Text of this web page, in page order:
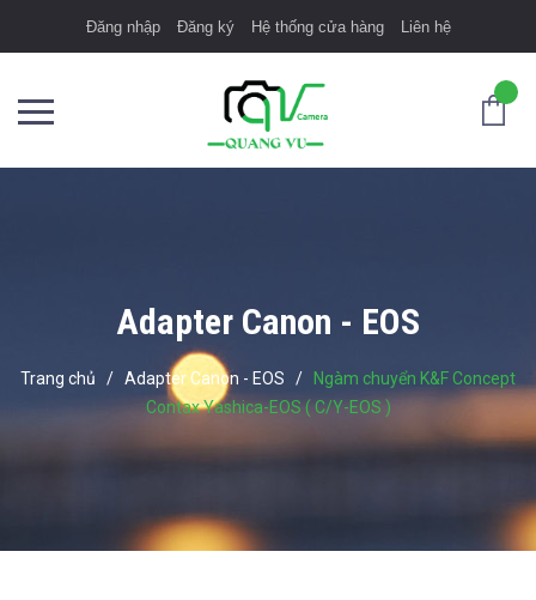
Đăng nhập Đăng ký Hệ thống cửa hàng Liên hệ
Adapter Canon - EOS
Trang chủ / Adapter Canon - EOS / Ngàm chuyển K&F Concept
Contax Yashica-EOS ( C/Y-EOS )